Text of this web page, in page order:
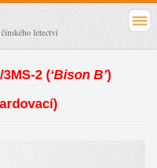
letectví
2 (‘Bison B’)